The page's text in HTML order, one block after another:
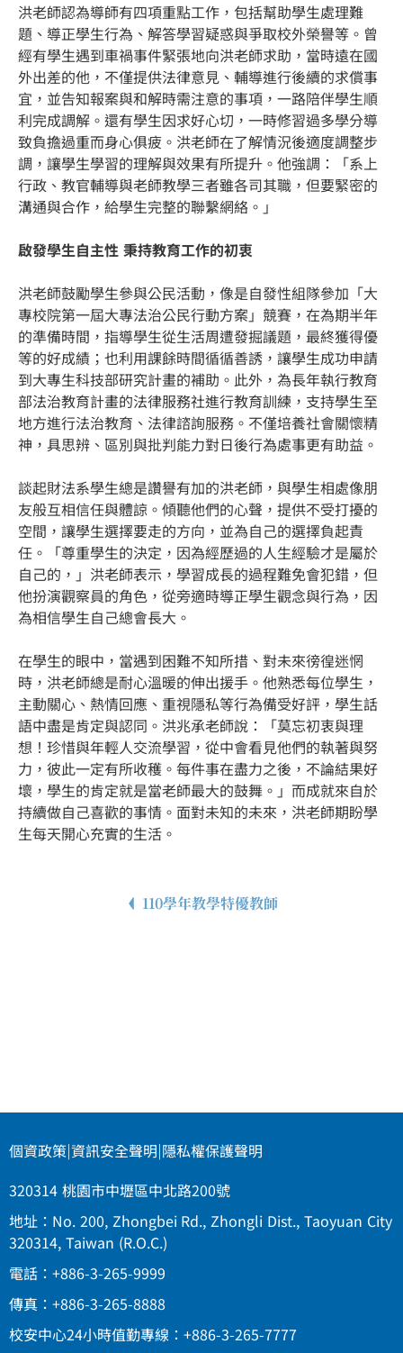
洪老師認為導師有四項重點工作，包括幫助學生處理難
題、導正學生行為、解答學習疑惑與爭取校外榮譽等。曾
經有學生遇到車禍事件緊張地向洪老師求助，當時遠在國
外出差的他，不僅提供法律意見、輔導進行後續的求償事
宜，並告知報案與和解時需注意的事項，一路陪伴學生順
利完成調解。還有學生因求好心切，一時修習過多學分導
致負擔過重而身心俱疲。洪老師在了解情況後適度調整步
調，讓學生學習的理解與效果有所提升。他強調：「系上
行政、教官輔導與老師教學三者雖各司其職，但要緊密的
溝通與合作，給學生完整的聯繫網絡。」
啟發學生自主性 秉持教育工作的初衷
洪老師鼓勵學生參與公民活動，像是自發性組隊參加「大
專校院第一屆大專法治公民行動方案」競賽，在為期半年
的準備時間，指導學生從生活周遭發掘議題，最終獲得優
等的好成績；也利用課餘時間循循善誘，讓學生成功申請
到大專生科技部研究計畫的補助。此外，為長年執行教育
部法治教育計畫的法律服務社進行教育訓練，支持學生至
地方進行法治教育、法律諮詢服務。不僅培養社會關懷精
神，具思辨、區別與批判能力對日後行為處事更有助益。
談起財法系學生總是讚譽有加的洪老師，與學生相處像朋
友般互相信任與體諒。傾聽他們的心聲，提供不受打擾的
空間，讓學生選擇要走的方向，並為自己的選擇負起責
任。「尊重學生的決定，因為經歷過的人生經驗才是屬於
自己的，」洪老師表示，學習成長的過程難免會犯錯，但
他扮演觀察員的角色，從旁適時導正學生觀念與行為，因
為相信學生自己總會長大。
在學生的眼中，當遇到困難不知所措、對未來徬徨迷惘
時，洪老師總是耐心溫暖的伸出援手。他熟悉每位學生，
主動關心、熱情回應、重視隱私等行為備受好評，學生話
語中盡是肯定與認同。洪兆承老師說：「莫忘初衷與理
想！珍惜與年輕人交流學習，從中會看見他們的執著與努
力，彼此一定有所收穫。每件事在盡力之後，不論結果好
壞，學生的肯定就是當老師最大的鼓舞。」而成就來自於
持續做自己喜歡的事情。面對未知的未來，洪老師期盼學
生每天開心充實的生活。
110學年教學特優教師
個資政策|資訊安全聲明|隱私權保護聲明
320314 桃園市中壢區中北路200號
地址：No. 200, Zhongbei Rd., Zhongli Dist., Taoyuan City
320314, Taiwan (R.O.C.)
電話：+886-3-265-9999
傳真：+886-3-265-8888
校安中心24小時值勤專線：+886-3-265-7777